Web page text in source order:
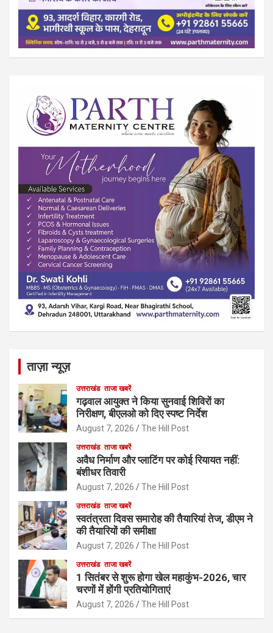
ताज़ा न्यूज़
उत्तराखंड ताजा खबरें
गढ़वाल आयुक्त ने किया सुनवाई शिविरों का
निरीक्षण, बीएलओ को दिए स्पष्ट निर्देश
August 7, 2026 The Hill Post
उत्तराखंड ताजा खबरें
अवैध निर्माण और प्लाटिंग पर कोई रियायत नहीं:
बंशीधर तिवारी
August 7, 2026 The Hill Post
उत्तराखंड ताजा खबरें
स्वतंत्रता दिवस समारोह की तैयारियां तेज, डीएम ने
की तैयारियों की समीक्षा
August 7, 2026 The Hill Post
उत्तराखंड ताजा खबरें
1 सितंबर से शुरू होगा खेल महाकुंभ-2026, चार
चरणों में होंगी प्रतियोगिताएं
August 7, 2026 The Hill Post